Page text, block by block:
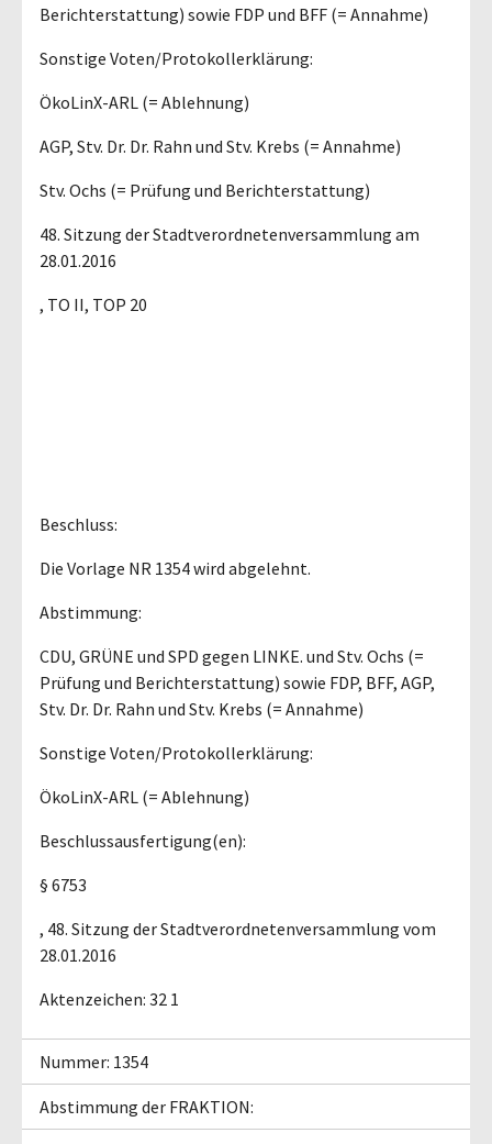
Berichterstattung) sowie FDP und BFF (= Annahme)
Sonstige Voten/Protokollerklärung:
ÖkoLinX-ARL (= Ablehnung)
AGP, Stv. Dr. Dr. Rahn und Stv. Krebs (= Annahme)
Stv. Ochs (= Prüfung und Berichterstattung)
48. Sitzung der Stadtverordnetenversammlung am
28.01.2016
, TO II, TOP 20
Beschluss:
Die Vorlage NR 1354 wird abgelehnt.
Abstimmung:
CDU, GRÜNE und SPD gegen LINKE. und Stv. Ochs (=
Prüfung und Berichterstattung) sowie FDP, BFF, AGP,
Stv. Dr. Dr. Rahn und Stv. Krebs (= Annahme)
Sonstige Voten/Protokollerklärung:
ÖkoLinX-ARL (= Ablehnung)
Beschlussausfertigung(en):
§ 6753
, 48. Sitzung der Stadtverordnetenversammlung vom
28.01.2016
Aktenzeichen: 32 1
Nummer: 1354
Abstimmung der FRAKTION: